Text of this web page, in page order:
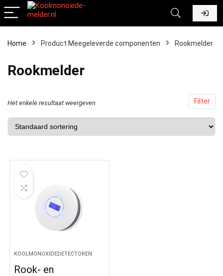
Home Product Meegeleverde componenten ‎Rookmelder
‎Rookmelder
Filter
Het enkele resultaat weergeven
KOOLMONOXIDEDETECTOREN
Rook- en